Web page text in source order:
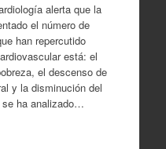
alerta que la
el número de
han repercutido
está: el
el descenso de
y la disminución del
ha analizado…